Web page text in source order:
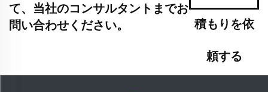
て、当社のコンサルタントまでお
問い合わせください。
積もりを依
頼する